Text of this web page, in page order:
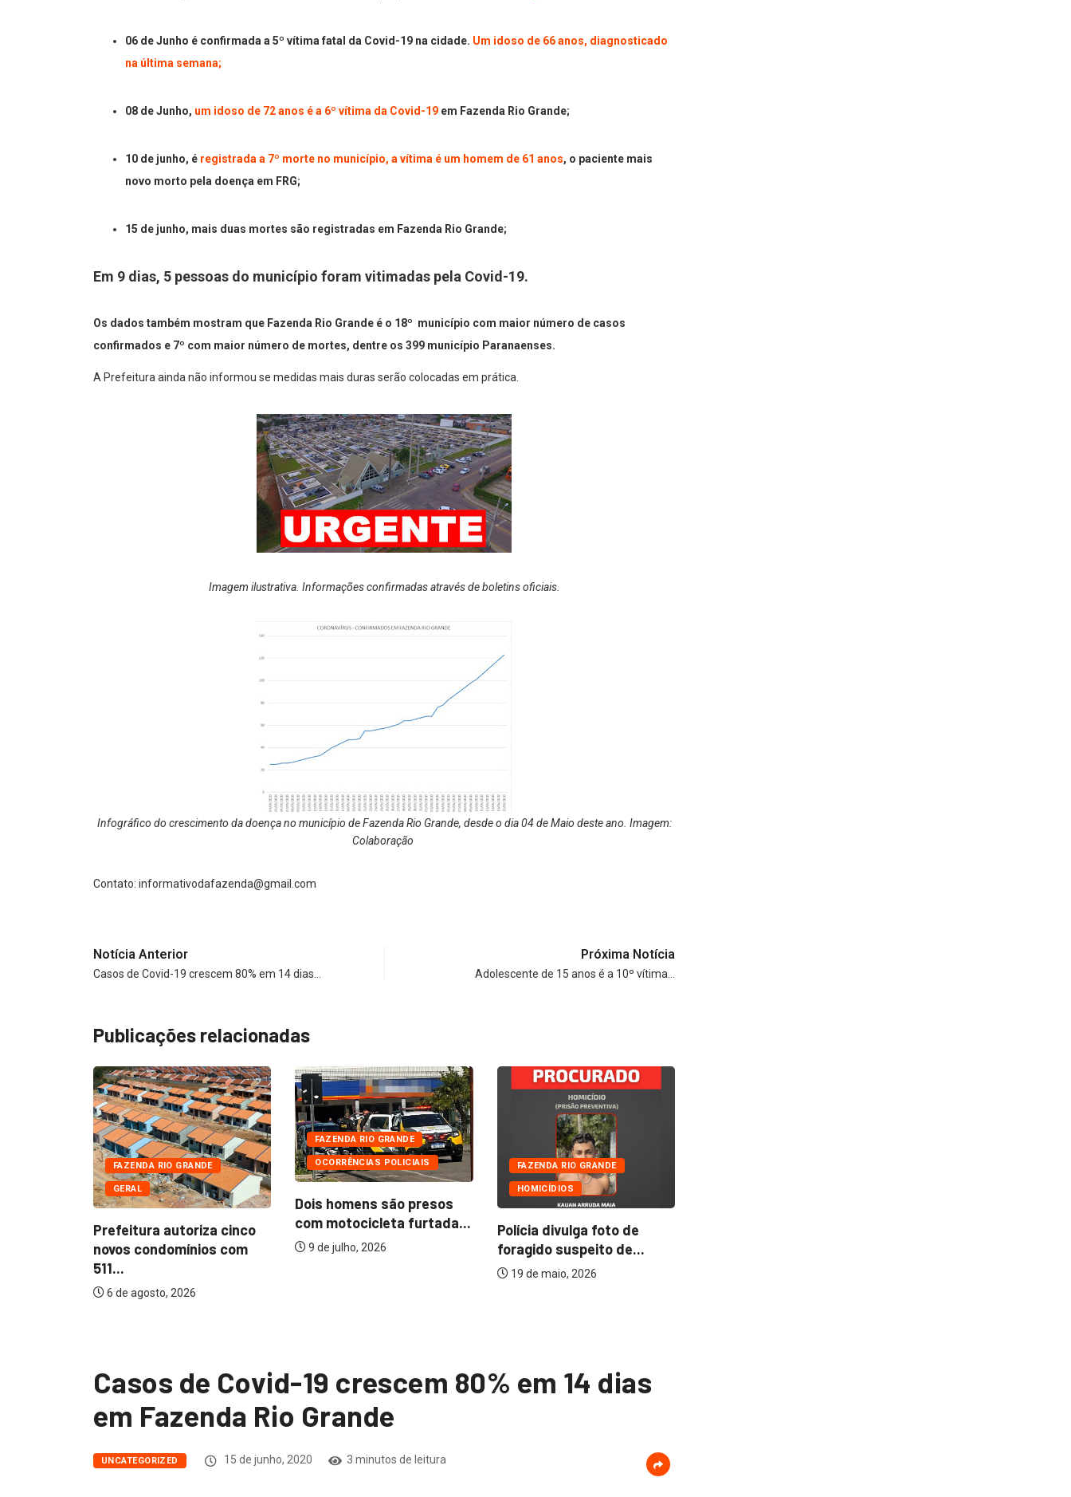
06 de Junho é confirmada a 5º vítima fatal da Covid-19 na cidade. Um idoso de 66 anos, diagnosticado
na última semana;
08 de Junho, um idoso de 72 anos é a 6º vítima da Covid-19 em Fazenda Rio Grande;
10 de junho, é registrada a 7º morte no município, a vítima é um homem de 61 anos, o paciente mais
novo morto pela doença em FRG;
15 de junho, mais duas mortes são registradas em Fazenda Rio Grande;
Em 9 dias, 5 pessoas do município foram vitimadas pela Covid-19.
Os dados também mostram que Fazenda Rio Grande é o 18º município com maior número de casos
confirmados e 7º com maior número de mortes, dentre os 399 município Paranaenses.
A Prefeitura ainda não informou se medidas mais duras serão colocadas em prática.
Imagem ilustrativa. Informações confirmadas através de boletins oficiais.
Infográfico do crescimento da doença no município de Fazenda Rio Grande, desde o dia 04 de Maio deste ano. Imagem:
Colaboração
Contato: informativodafazenda@gmail.com
Notícia Anterior
Casos de Covid-19 crescem 80% em 14 dias…
Próxima Notícia
Adolescente de 15 anos é a 10º vítima…
Publicações relacionadas
FAZENDA RIO GRANDE
GERAL
Prefeitura autoriza cinco
novos condomínios com
511...
6 de agosto, 2026
FAZENDA RIO GRANDE
OCORRÊNCIAS POLICIAIS
Dois homens são presos
com motocicleta furtada...
9 de julho, 2026
FAZENDA RIO GRANDE
HOMICÍDIOS
Polícia divulga foto de
foragido suspeito de...
19 de maio, 2026
Casos de Covid-19 crescem 80% em 14 dias
em Fazenda Rio Grande
UNCATEGORIZED 15 de junho, 2020 3 minutos de leitura